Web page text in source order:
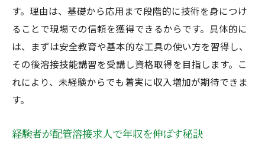
す。理由は、基礎から応用まで段階的に技術を身につけ
ることで現場での信頼を獲得できるからです。具体的に
は、まずは安全教育や基本的な工具の使い方を習得し、
その後溶接技能講習を受講し資格取得を目指します。こ
れにより、未経験からでも着実に収入増加が期待できま
す。
経験者が配管溶接求人で年収を伸ばす秘訣